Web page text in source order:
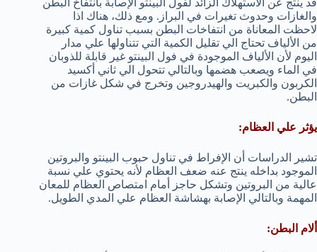
قد ينتج عن الاستهلاك الزائد لفول البينتو الإصابة بانتفاخ البطن
والغازات وحدوث تغيرات في البراز. ومع ذلك، هناك اذا
لاحظت المعاناة من انتفاخات البطن بسبب تناول كمية كبيرة
من الألياف تحتاج الي تقليل الكمية التي تتناولها علي مدار
اليوم لأن الألياف الموجودة في فول البينتو غير قابلة للذوبان
في الماء ويصعب هضمها وبالتالي تتحول الي ثاني أكسيد
الكربون والكبريت والهيدروجين وتخرج في شكل غازات من
البطن.
يؤثر علي العظام:
تشير الدراسات أن الإفراط في تناول حبوب البينتو والبروتين
الموجود بداخله ينتج عنه ضعف العظام لأنه يحتوي علي نسبة
عالية من البروتين وتشكل حاجز أمام امتصاص العظام للمعان
المهمة وبالتالي الإصابة بهشاشة العظام علي المدي الطويل.
ألام البطن: